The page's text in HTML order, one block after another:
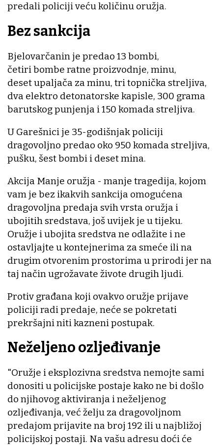
predali policiji veću količinu oružja.
Bez sankcija
Bjelovarčanin je predao 13 bombi,
četiri bombe ratne proizvodnje, minu,
deset upaljača za minu, tri topnička streljiva,
dva elektro detonatorske kapisle, 300 grama
barutskog punjenja i 150 komada streljiva.
U Garešnici je 35-godišnjak policiji
dragovoljno predao oko 950 komada streljiva,
pušku, šest bombi i deset mina.
Akcija Manje oružja - manje tragedija, kojom
vam je bez ikakvih sankcija omogućena
dragovoljna predaja svih vrsta oružja i
ubojitih sredstava, još uvijek je u tijeku.
Oružje i ubojita sredstva ne odlažite i ne
ostavljajte u kontejnerima za smeće ili na
drugim otvorenim prostorima u prirodi jer na
taj način ugrožavate živote drugih ljudi.
Protiv građana koji ovakvo oružje prijave
policiji radi predaje, neće se pokretati
prekršajni niti kazneni postupak.
Neželjeno ozljeđivanje
"Oružje i eksplozivna sredstva nemojte sami
donositi u policijske postaje kako ne bi došlo
do njihovog aktiviranja i neželjenog
ozljeđivanja, već želju za dragovoljnom
predajom prijavite na broj 192 ili u najbližoj
policijskoj postaji. Na vašu adresu doći će